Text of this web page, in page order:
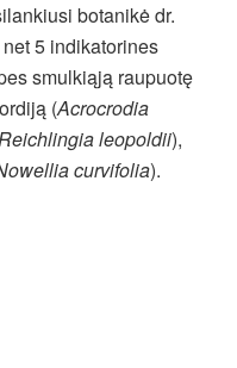
botanikė dr.
5 indikatorines
smulkiąją raupuotę
(Acrocrodia
leopoldii),
curvifolia).